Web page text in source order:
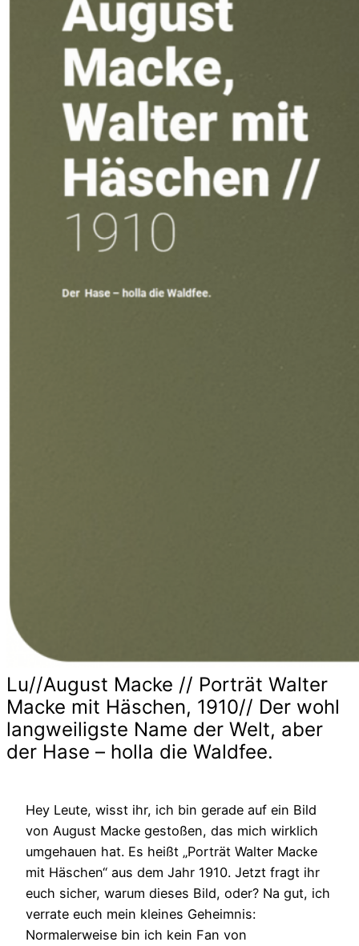
Lu//August Macke // Porträt Walter
Macke mit Häschen, 1910// Der wohl
langweiligste Name der Welt, aber
der Hase – holla die Waldfee.
Hey Leute, wisst ihr, ich bin gerade auf ein Bild
von August Macke gestoßen, das mich wirklich
umgehauen hat. Es heißt „Porträt Walter Macke
mit Häschen“ aus dem Jahr 1910. Jetzt fragt ihr
euch sicher, warum dieses Bild, oder? Na gut, ich
verrate euch mein kleines Geheimnis:
Normalerweise bin ich kein Fan von